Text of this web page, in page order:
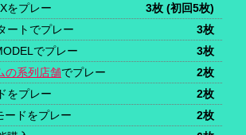
をプレー 3枚 (初回5枚)
ートでプレー
3枚
でプレー
3枚
の系列店舗でプレー
2枚
をプレー
2枚
ードをプレー
2枚